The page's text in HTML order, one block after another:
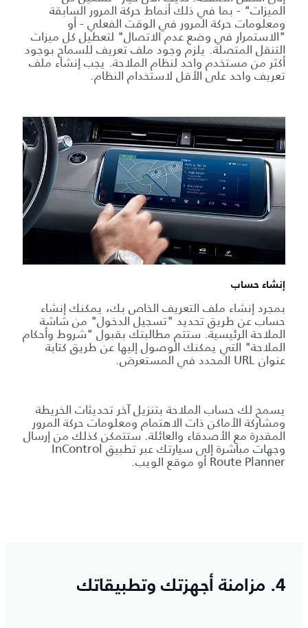
الميزات" - بما في ذلك أنماط حركة المرور السابقة
ومعلومات حركة المرور في الوقت الفعلي - أو
"الاستمرار في وضع عدم الاتصال" لتعطيل كل ميزات
التنقل المتصلة. يلزم وجود ملف تعريف للسماح بوجود
أكثر من مستخدم واحد لنظام الملاحة. يجب إنشاء ملف
تعريف واحد على الأقل لاستخدام النظام.
إنشاء حساب
بمجرد إنشاء ملف التعريف الخاص بك، يمكنك إنشاء
حساب عن طريق تحديد "تسجيل الدخول" من شاشة
الملاحة الرئيسية. ستتم مطالبتك بقبول "شروط وأحكام
الملاحة" التي يمكنك الوصول إليها عن طريق كتابة
عنوان URL المحدد في المستعرض.
يسمح لك حساب الملاحة بتنزيل آخر تحديثات الخريطة
ومشاركة الأماكن ذات الاهتمام ومعلومات حركة المرور
المقدرة مع الأصدقاء والعائلة. ستتمكن كذلك من إرسال
وجهات مباشرة إلى سيارتك عبر تطبيق InControl
Route Planner أو موقع الويب.
4. مزامنة أجهزتك وتطبيقاتك